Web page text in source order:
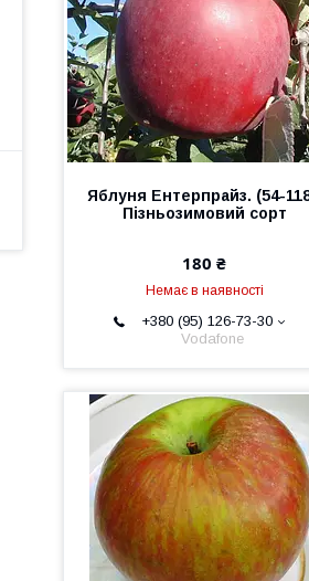
Яблуня Ентерпрайз. (54-
Пізньозимовий сорт
180 ₴
Немає в наявності
+380 (95) 126-73-30
Vodafone